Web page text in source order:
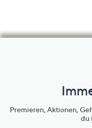
Premieren, Aktionen,
du